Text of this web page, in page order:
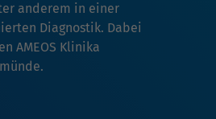
anderem in einer
Diagnostik. Dabei
AMEOS Klinika
.